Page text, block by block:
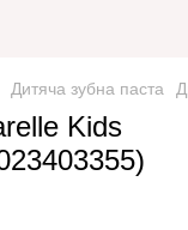
Дитяча зубна паста
Kids